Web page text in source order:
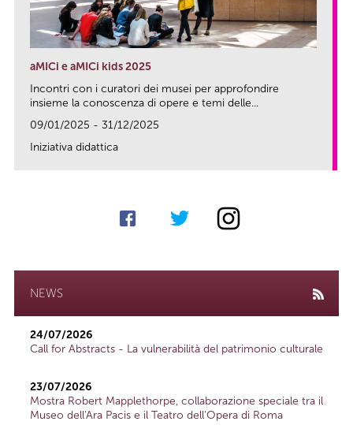
aMICi e aMICi kids 2025
Incontri con i curatori dei musei per approfondire
insieme la conoscenza di opere e temi delle...
09/01/2025 - 31/12/2025
Iniziativa didattica
NEWS
24/07/2026
Call for Abstracts - La vulnerabilità del patrimonio culturale
23/07/2026
Mostra Robert Mapplethorpe, collaborazione speciale tra il
Museo dell'Ara Pacis e il Teatro dell'Opera di Roma